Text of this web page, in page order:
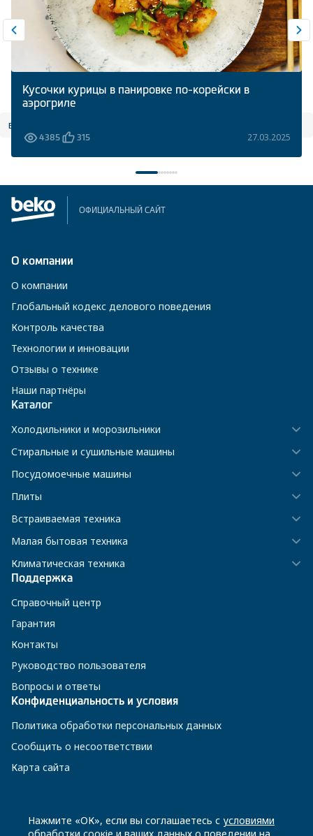
все статьи
Кусочки курицы в панировке по-корейски в
аэрогриле
4385 315 27.03.2025
ОФИЦИАЛЬНЫЙ САЙТ
О компании
О компании
Глобальный кодекс делового поведения
Контроль качества
Технологии и инновации
Отзывы о технике
Наши партнёры
Каталог
Холодильники и морозильники
Стиральные и сушильные машины
Посудомоечные машины
Плиты
Встраиваемая техника
Малая бытовая техника
Климатическая техника
Поддержка
Справочный центр
Гарантия
Контакты
Руководство пользователя
Вопросы и ответы
Конфиденциальность и условия
Политика обработки персональных данных
Сообщить о несоответствии
Карта сайта
8 800 200-23-56
Нажмите «ОК», если вы соглашаетесь с условиями